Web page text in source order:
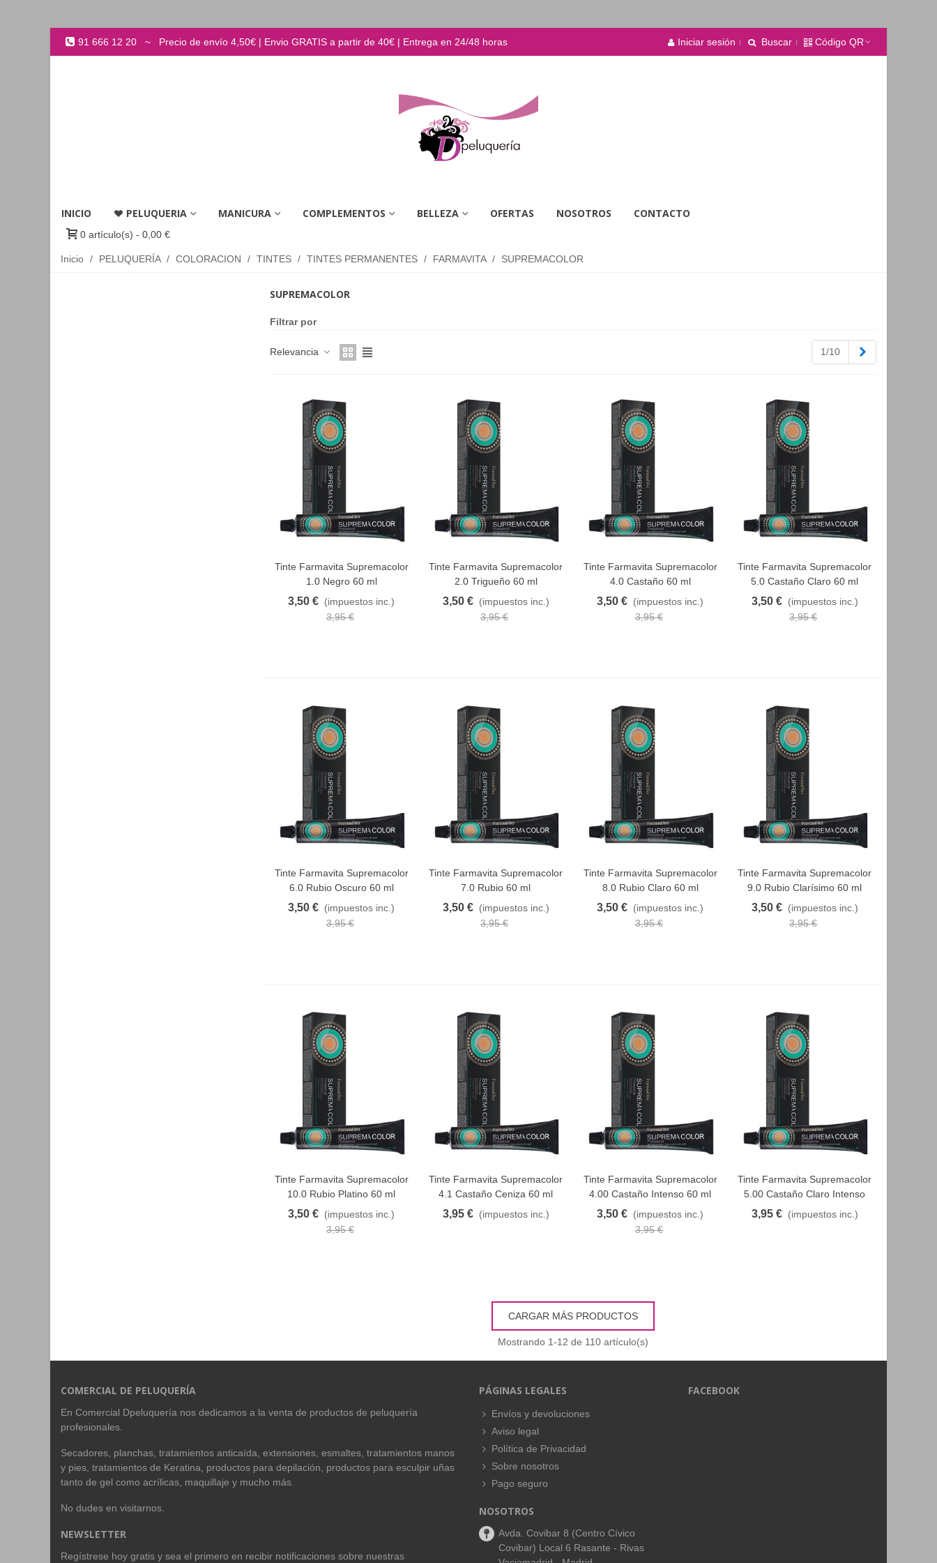
91 666 12 20 ~ Precio de envío 4,50€ | Envio GRATIS a partir de 40€ | Entrega en 24/48 horas Iniciar sesión Buscar Código QR
INICIO PELUQUERIA MANICURA COMPLEMENTOS BELLEZA OFERTAS NOSOTROS CONTACTO
0 artículo(s) - 0,00 €
Inicio / PELUQUERÍA / COLORACION / TINTES / TINTES PERMANENTES / FARMAVITA / SUPREMACOLOR
SUPREMACOLOR
Filtrar por
Relevancia 1/10
FAVORITO
Tinte Farmavita Supremacolor
1.0 Negro 60 ml
3,50 € (impuestos inc.)
3,95 €
FAVORITO
Tinte Farmavita Supremacolor
2.0 Trigueño 60 ml
3,50 € (impuestos inc.)
3,95 €
FAVORITO
Tinte Farmavita Supremacolor
4.0 Castaño 60 ml
3,50 € (impuestos inc.)
3,95 €
FAVORITO
Tinte Farmavita Supremacolor
5.0 Castaño Claro 60 ml
3,50 € (impuestos inc.)
3,95 €
FAVORITO
Tinte Farmavita Supremacolor
6.0 Rubio Oscuro 60 ml
3,50 € (impuestos inc.)
3,95 €
FAVORITO
Tinte Farmavita Supremacolor
7.0 Rubio 60 ml
3,50 € (impuestos inc.)
3,95 €
FAVORITO
Tinte Farmavita Supremacolor
8.0 Rubio Claro 60 ml
3,50 € (impuestos inc.)
3,95 €
FAVORITO
Tinte Farmavita Supremacolor
9.0 Rubio Clarísimo 60 ml
3,50 € (impuestos inc.)
3,95 €
FAVORITO
Tinte Farmavita Supremacolor
10.0 Rubio Platino 60 ml
3,50 € (impuestos inc.)
3,95 €
FAVORITO
Tinte Farmavita Supremacolor
4.1 Castaño Ceniza 60 ml
3,95 € (impuestos inc.)
FAVORITO
Tinte Farmavita Supremacolor
4.00 Castaño Intenso 60 ml
3,50 € (impuestos inc.)
3,95 €
FAVORITO
Tinte Farmavita Supremacolor
5.00 Castaño Claro Intenso
60 ml
3,95 € (impuestos inc.)
CARGAR MÁS PRODUCTOS
Mostrando 1-12 de 110 artículo(s)
COMERCIAL DE PELUQUERÍA
En Comercial Dpeluquería nos dedicamos a la venta de productos de peluquería
profesionales.
Secadores, planchas, tratamientos anticaída, extensiones, esmaltes, tratamientos manos
y pies, tratamientos de Keratina, productos para depilación, productos para esculpir uñas
tanto de gel como acrílicas, maquillaje y mucho más.
No dudes en visitarnos.
NEWSLETTER
Regístrese hoy gratis y sea el primero en recibir notificaciones sobre nuestras
PÁGINAS LEGALES
Envíos y devoluciones
Aviso legal
Política de Privacidad
Sobre nosotros
Pago seguro
NOSOTROS
Avda. Covibar 8 (Centro Cívico
Covibar) Local 6 Rasante - Rivas
FACEBOOK